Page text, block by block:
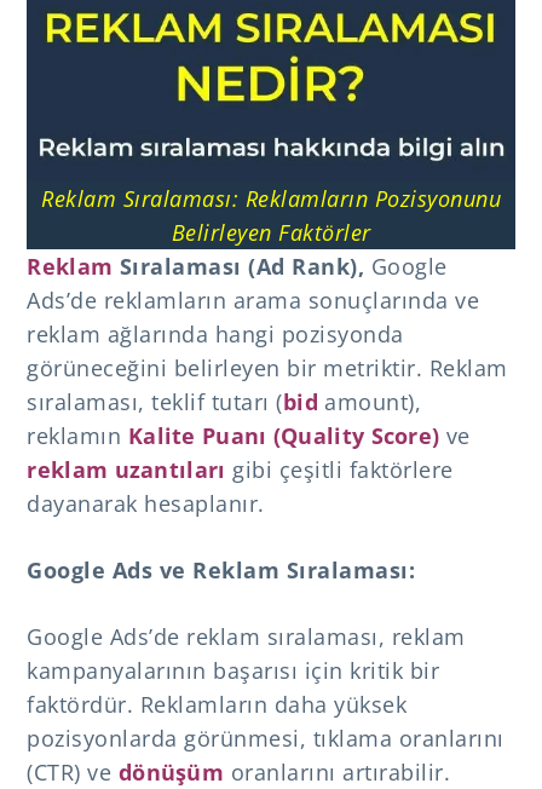
Reklam Sıralaması: Reklamların Pozisyonunu
Belirleyen Faktörler
Reklam Sıralaması (Ad Rank), Google
Ads’de reklamların arama sonuçlarında ve
reklam ağlarında hangi pozisyonda
görüneceğini belirleyen bir metriktir. Reklam
sıralaması, teklif tutarı (bid amount),
reklamın Kalite Puanı (Quality Score) ve
reklam uzantıları gibi çeşitli faktörlere
dayanarak hesaplanır.
Google Ads ve Reklam Sıralaması:
Google Ads’de reklam sıralaması, reklam
kampanyalarının başarısı için kritik bir
faktördür. Reklamların daha yüksek
pozisyonlarda görünmesi, tıklama oranlarını
(CTR) ve dönüşüm oranlarını artırabilir.